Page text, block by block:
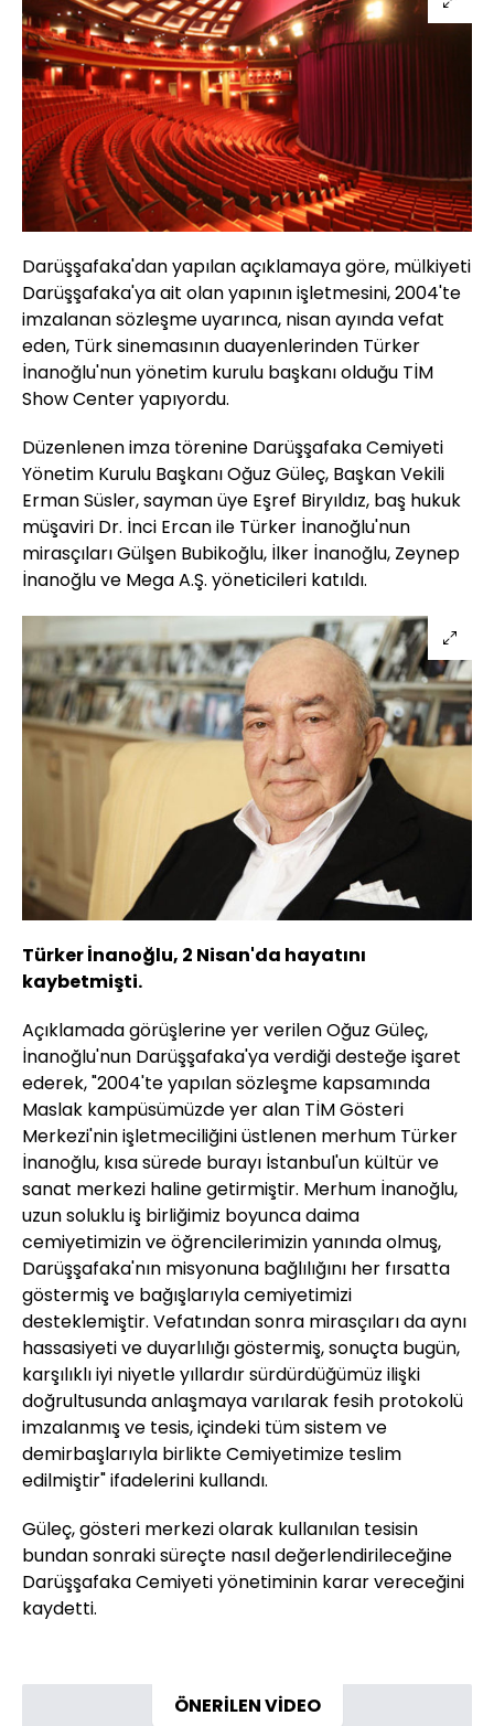
Darüşşafaka'dan yapılan açıklamaya göre, mülkiyeti
Darüşşafaka'ya ait olan yapının işletmesini, 2004'te
imzalanan sözleşme uyarınca, nisan ayında vefat
eden, Türk sinemasının duayenlerinden Türker
İnanoğlu'nun yönetim kurulu başkanı olduğu TİM
Show Center yapıyordu.
Düzenlenen imza törenine Darüşşafaka Cemiyeti
Yönetim Kurulu Başkanı Oğuz Güleç, Başkan Vekili
Erman Süsler, sayman üye Eşref Biryıldız, baş hukuk
müşaviri Dr. İnci Ercan ile Türker İnanoğlu'nun
mirasçıları Gülşen Bubikoğlu, İlker İnanoğlu, Zeynep
İnanoğlu ve Mega A.Ş. yöneticileri katıldı.
Türker İnanoğlu, 2 Nisan'da hayatını
kaybetmişti.
Açıklamada görüşlerine yer verilen Oğuz Güleç,
İnanoğlu'nun Darüşşafaka'ya verdiği desteğe işaret
ederek, "2004'te yapılan sözleşme kapsamında
Maslak kampüsümüzde yer alan TİM Gösteri
Merkezi'nin işletmeciliğini üstlenen merhum Türker
İnanoğlu, kısa sürede burayı İstanbul'un kültür ve
sanat merkezi haline getirmiştir. Merhum İnanoğlu,
uzun soluklu iş birliğimiz boyunca daima
cemiyetimizin ve öğrencilerimizin yanında olmuş,
Darüşşafaka'nın misyonuna bağlılığını her fırsatta
göstermiş ve bağışlarıyla cemiyetimizi
desteklemiştir. Vefatından sonra mirasçıları da aynı
hassasiyeti ve duyarlılığı göstermiş, sonuçta bugün,
karşılıklı iyi niyetle yıllardır sürdürdüğümüz ilişki
doğrultusunda anlaşmaya varılarak fesih protokolü
imzalanmış ve tesis, içindeki tüm sistem ve
demirbaşlarıyla birlikte Cemiyetimize teslim
edilmiştir" ifadelerini kullandı.
Güleç, gösteri merkezi olarak kullanılan tesisin
bundan sonraki süreçte nasıl değerlendirileceğine
Darüşşafaka Cemiyeti yönetiminin karar vereceğini
kaydetti.
ÖNERİLEN VİDEO